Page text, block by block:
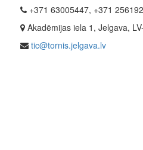
+371 63005447, +371
Akadēmijas iela 1, Jelgava,
tic@tornis.jelgava.lv